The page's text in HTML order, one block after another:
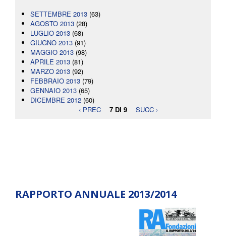
SETTEMBRE 2013 (63)
AGOSTO 2013 (28)
LUGLIO 2013 (68)
GIUGNO 2013 (91)
MAGGIO 2013 (98)
APRILE 2013 (81)
MARZO 2013 (92)
FEBBRAIO 2013 (79)
GENNAIO 2013 (65)
DICEMBRE 2012 (60)
‹ PREC
7 DI 9 SUCC ›
RAPPORTO ANNUALE 2013/2014